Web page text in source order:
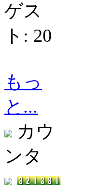
ゲス
ト: 20
もっ
と...
カウ
ンタ